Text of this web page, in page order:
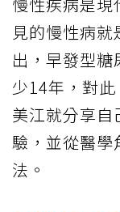
見的慢性病就
出，早發型
少14年，對
美江就分享自
驗，並從醫學
法。